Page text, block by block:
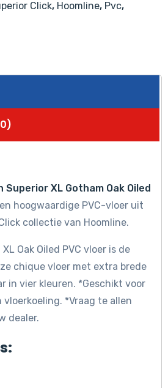
Click, Hoomline, Pvc,
Superior XL Gotham Oak Oiled
hoogwaardige PVC-vloer uit
collectie van Hoomline.
Oak Oiled PVC vloer is de
chique vloer met extra brede
in vier kleuren. *Geschikt voor
*Vraag te allen
dealer.